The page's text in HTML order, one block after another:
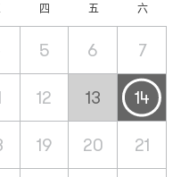
四 五 六
5 6 7
12 13 14
19 20 21